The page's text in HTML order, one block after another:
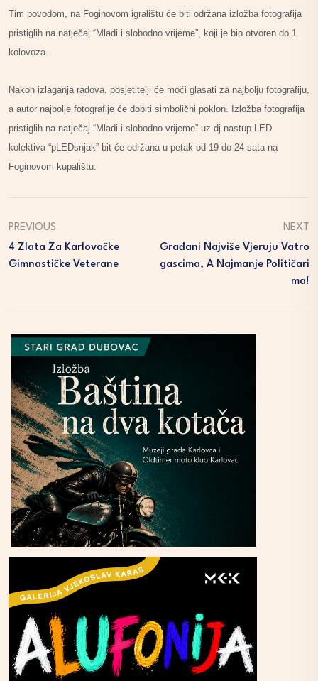
Tim povodom, na Foginovom igralištu će biti održana izložba fotografija
pristiglih na natječaj “Mladi i slobodno vrijeme”, koji je bio otvoren do 1.
kolovoza.
Nakon izlaganja radova, posjetitelji će moći glasati za najbolju fotografiju,
a autor najbolje fotografije će dobiti simbolični poklon. Izložba fotografija
pristiglih na natječaj “Mladi i slobodno vrijeme” uz dj nastup LED
kolektiva “pLEDsnjak” bit će održana u petak od 19 do 24 sata na
Foginovom kupalištu.
PREVIOUS
4 Zlata Za Karlovačke
Gimnastičke Veterane
NEXT
Građani Najviše Vjeruju Vatro
Gascima, A Najmanje Političari
Ma!